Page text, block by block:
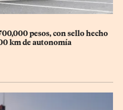
pesos, con sello hecho
km de autonomía